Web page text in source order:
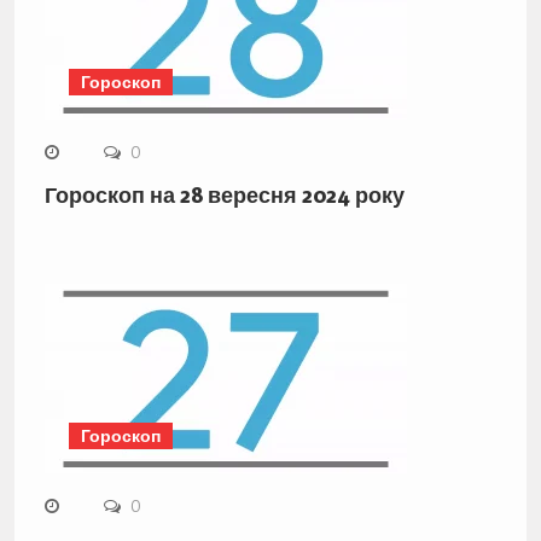
Гороскоп
0
Гороскоп на 28 вересня 2024 року
Гороскоп
0